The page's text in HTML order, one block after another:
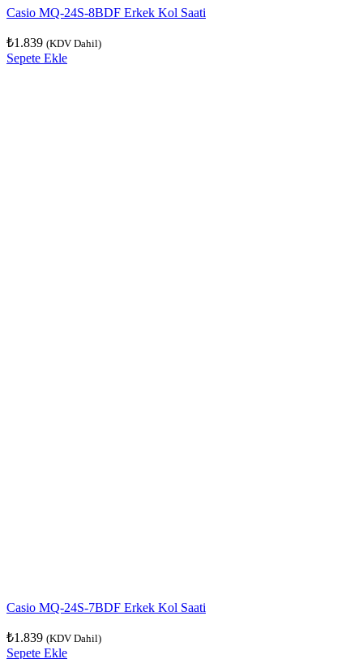
Casio MQ-24S-8BDF Erkek Kol Saati
₺1.839 (KDV Dahil)
Sepete Ekle
Casio MQ-24S-7BDF Erkek Kol Saati
₺1.839 (KDV Dahil)
Sepete Ekle